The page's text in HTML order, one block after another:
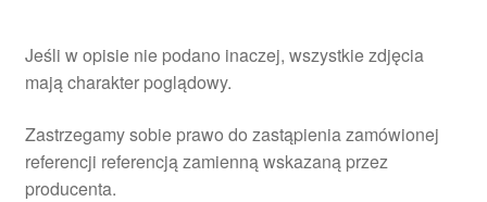
Jeśli w opisie nie podano inaczej, wszystkie zdjęcia
mają charakter poglądowy.
Zastrzegamy sobie prawo do zastąpienia zamówionej
referencji referencją zamienną wskazaną przez
producenta.